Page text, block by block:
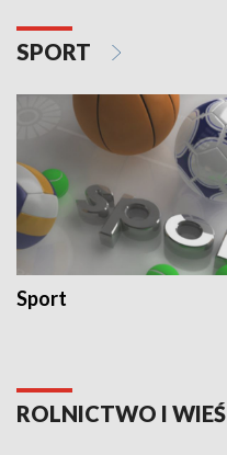
SPORT
Sport
ROLNICTWO I WIEŚ